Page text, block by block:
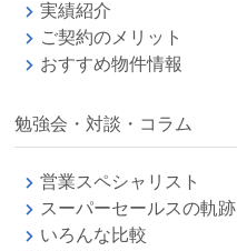
実績紹介
ご契約のメリット
おすすめ物件情報
勉強会・対談・コラム
営業スペシャリスト
スーパーセールスの軌跡
いろんな比較